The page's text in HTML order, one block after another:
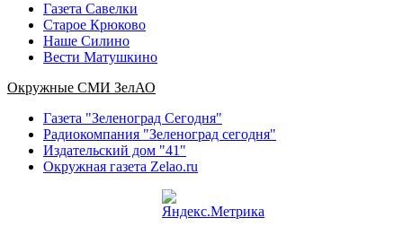
Газета Савелки
Старое Крюково
Наше Силино
Вести Матушкино
Окружные СМИ ЗелАО
Газета "Зеленоград Сегодня"
Радиокомпания "Зеленоград сегодня"
Издательский дом "41"
Окружная газета Zelao.ru